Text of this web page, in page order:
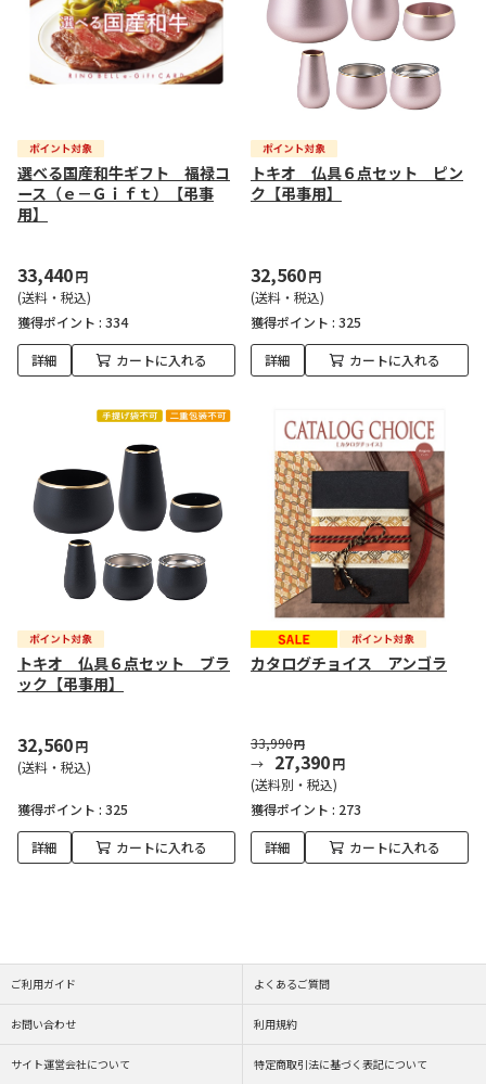
選べる国産和牛ギフト 福禄コ
ース（ｅ－Ｇｉｆｔ）【弔事
用】
33,440円
(送料・税込)
獲得ポイント : 334
詳細 カートに入れる
トキオ 仏具６点セット ピン
ク【弔事用】
32,560円
(送料・税込)
獲得ポイント : 325
詳細 カートに入れる
トキオ 仏具６点セット ブラ
ック【弔事用】
32,560円
(送料・税込)
獲得ポイント : 325
詳細 カートに入れる
カタログチョイス アンゴラ
33,990円
27,390円
(送料別・税込)
獲得ポイント : 273
詳細 カートに入れる
ご利用ガイド よくあるご質問
お問い合わせ 利用規約
サイト運営会社について 特定商取引法に基づく表記について